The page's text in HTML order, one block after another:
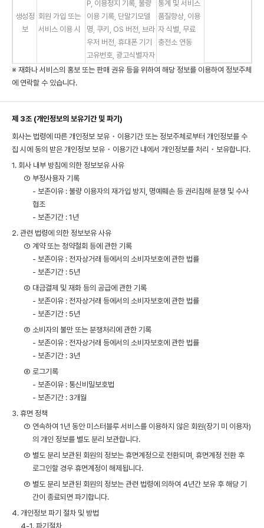
생성정
보
회원 가입 또는
서비스 이용 시
P, 이용정지 기록, 불량
이용 기록, 단말기모델
명, 쿠키, OS 버전, 브라
우저 버전, 휴대폰 기기
고유번호, 광고식별자자
통계 및 서비스
품질향상, 이용
자 식별, 무료
충전소 연동
※ 재화나 서비스의 홍보 또는 판매 권유 등을 위하여 해당 정보를 이용하여 정보주체
에 연락할 수 있습니다.
제 3조 (개인정보의 보유기간 및 파기)
회사는 법령에 따른 개인정보 보유・이용기간 또는 정보주체로부터 개인정보를 수
집 시에 동의 받은 개인정보 보유・이용기간 내에서 개인정보를 처리・보유합니다.
1. 회사 내부 방침에 의한 정보보유 사유
① 부정사용자 기록
- 보존이유 : 불량 이용자의 재가입 방지, 명예훼손 등 권리침해 분쟁 및 수사
협조
- 보존기간 : 1년
2. 관련 법령에 의한 정보보유 사유
① 계약 또는 청약철회 등에 관한 기록
- 보존이유 : 전자상거래 등에서의 소비자보호에 관한 법률
- 보존기간 : 5년
② 대금결제 및 재화 등의 공급에 관한 기록
- 보존이유 : 전자상거래 등에서의 소비자보호에 관한 법률
- 보존기간 : 5년
③ 소비자의 불만 또는 분쟁처리에 관한 기록
- 보존이유 : 전자상거래 등에서의 소비자보호에 관한 법률
- 보존기간 : 3년
④ 로그기록
- 보존이유 : 통신비밀보호법
- 보존기간 : 3개월
3. 휴면 정책
① 연속하여 1년 동안 미스터블루 서비스를 이용하지 않은 회원(장기 미 이용자)
의 개인 정보를 별도 분리 보관합니다.
② 별도 분리 보관된 회원의 정보는 휴면계정으로 전환되며, 휴면계정 전환 후
로그인할 경우 휴면계정이 해제됩니다.
③ 별도 분리 보관된 회원의 정보는 관련 법령에 의하여 4년간 보유 후 해당 기
간이 종료되면 파기합니다.
4. 개인정보 파기 절차 및 방법
4-1. 파기절차